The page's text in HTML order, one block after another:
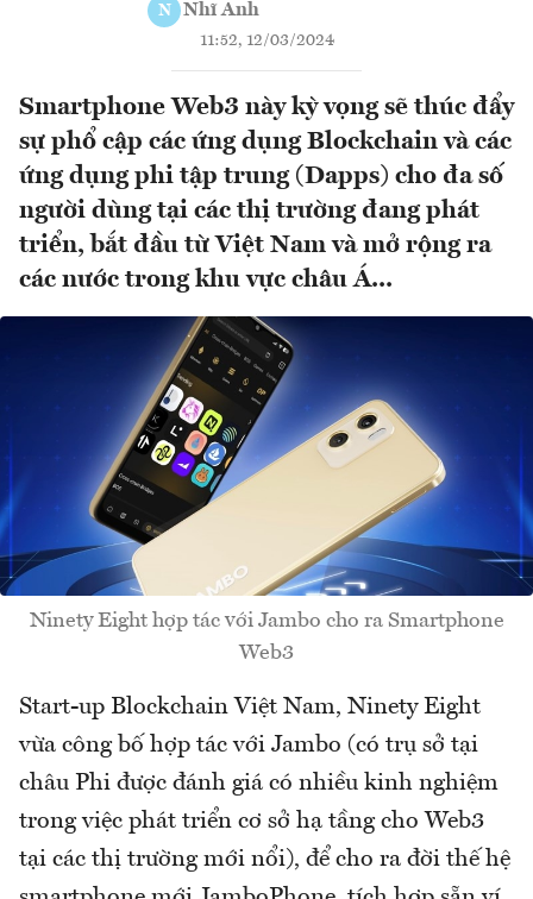
N Nhĩ Anh
11:52, 12/03/2024
Smartphone Web3 này kỳ vọng sẽ thúc đẩy
sự phổ cập các ứng dụng Blockchain và các
ứng dụng phi tập trung (Dapps) cho đa số
người dùng tại các thị trường đang phát
triển, bắt đầu từ Việt Nam và mở rộng ra
các nước trong khu vực châu Á...
Ninety Eight hợp tác với Jambo cho ra Smartphone
Web3
Start-up Blockchain Việt Nam, Ninety Eight
vừa công bố hợp tác với Jambo (có trụ sở tại
châu Phi được đánh giá có nhiều kinh nghiệm
trong việc phát triển cơ sở hạ tầng cho Web3
tại các thị trường mới nổi), để cho ra đời thế hệ